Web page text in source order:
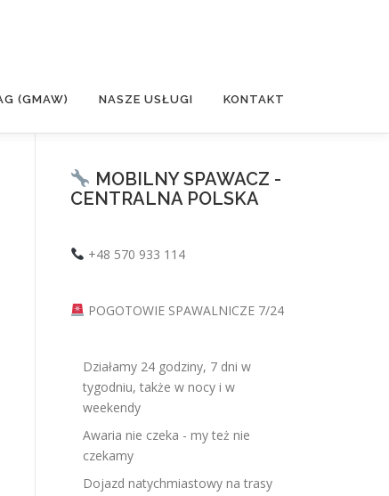
(GMAW) NASZE USŁUGI KONTAKT
MOBILNY SPAWACZ -
CENTRALNA POLSKA
+48 570 933 114
POGOTOWIE SPAWALNICZE 7/24
Działamy 24 godziny, 7 dni w
tygodniu, także w nocy i w
weekendy
Awaria nie czeka - my też nie
czekamy
Dojazd natychmiastowy na trasy